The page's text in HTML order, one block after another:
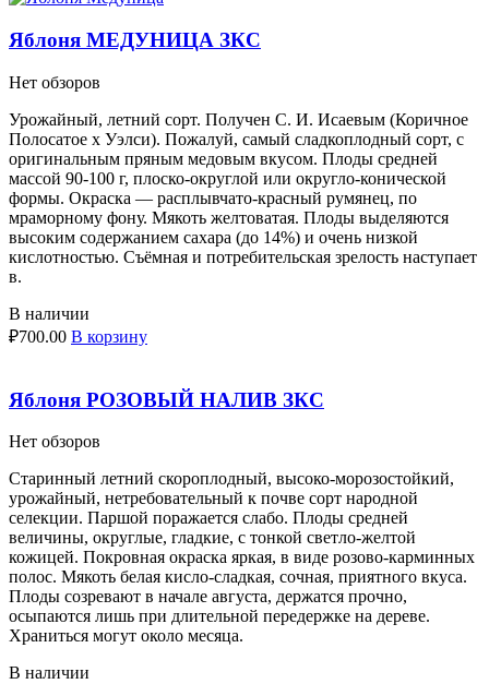
Яблоня МЕДУНИЦА ЗКС
Нет обзоров
Урожайный, летний сорт. Получен С. И. Исаевым (Коричное
Полосатое х Уэлси). Пожалуй, самый сладкоплодный сорт, с
оригинальным пряным медовым вкусом. Плоды средней
массой 90-100 г, плоско-округлой или округло-конической
формы. Окраска — расплывчато-красный румянец, по
мраморному фону. Мякоть желтоватая. Плоды выделяются
высоким содержанием сахара (до 14%) и очень низкой
кислотностью. Съёмная и потребительская зрелость наступает
в.
В наличии
₽700.00 В корзину
Яблоня РОЗОВЫЙ НАЛИВ ЗКС
Нет обзоров
Старинный летний скороплодный, высоко-морозостойкий,
урожайный, нетребовательный к почве сорт народной
селекции. Паршой поражается слабо. Плоды средней
величины, округлые, гладкие, с тонкой светло-желтой
кожицей. Покровная окраска яркая, в виде розово-карминных
полос. Мякоть белая кисло-сладкая, сочная, приятного вкуса.
Плоды созревают в начале августа, держатся прочно,
осыпаются лишь при длительной передержке на дереве.
Храниться могут около месяца.
В наличии